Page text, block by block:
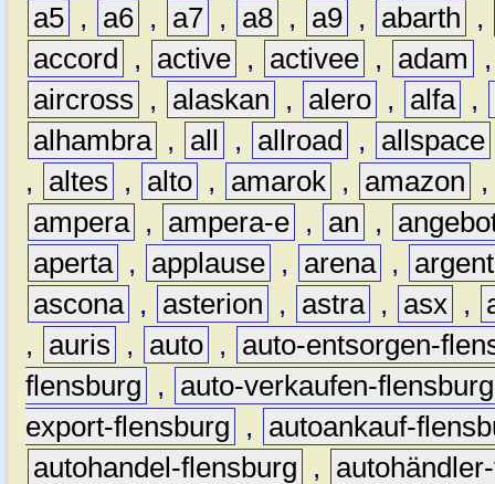
a5 , a6 , a7 , a8 , a9 , abarth
,
accord
, active , activee , adam
aircross
, alaskan , alero , alfa ,
alhambra , all , allroad , allspace
,
altes , alto , amarok , amazon
ampera , ampera-e , an ,
aperta , applause , arena ,
ascona , asterion , astra , asx ,
,
auris , auto ,
auto-entsorgen-
flensburg
,
auto-verkaufen-flensburg
export-flensburg
,
autoankauf-
autohandel-flensburg
,